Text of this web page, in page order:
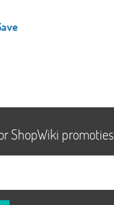
ShopWiki promoties